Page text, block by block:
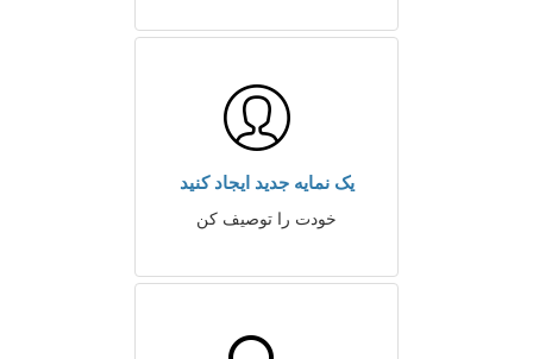
یک نمایه جدید ایجاد کنید
خودت را توصیف کن